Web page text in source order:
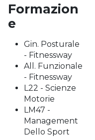
Formazion
e
Gin. Posturale
- Fitnessway
All. Funzionale
- Fitnessway
L22 - Scienze
Motorie
LM47 -
Management
Dello Sport